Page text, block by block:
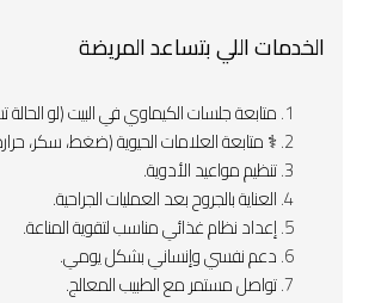
الخدمات اللي بتساعد المريضة
متابعة جلسات الكيماوي في البيت (لو
‍⚕️ متابعة العلامات الحيوية (ضغط، سكر،
تنظيم مواعيد الأدوية.
العناية بالجروح بعد العمليات الجراحية.
إعداد نظام غذائي مناسب لتقوية المناعة.
دعم نفسي وإنساني بشكل يومي.
تواصل مستمر مع الطبيب المعالج.